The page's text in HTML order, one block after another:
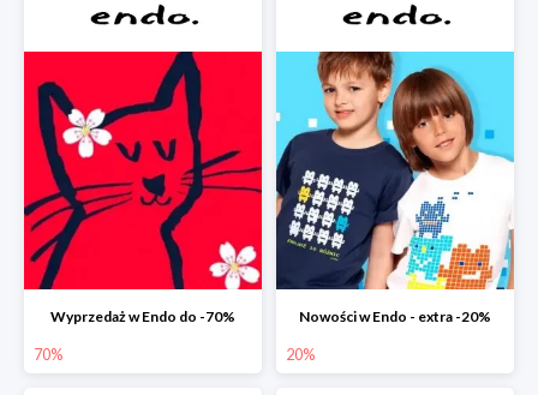
Wyprzedaż w Endo do -70%
70%
Nowości w Endo - extra -20%
20%